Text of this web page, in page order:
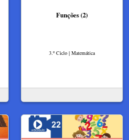
Funções (2)
3.º Ciclo | Matemática